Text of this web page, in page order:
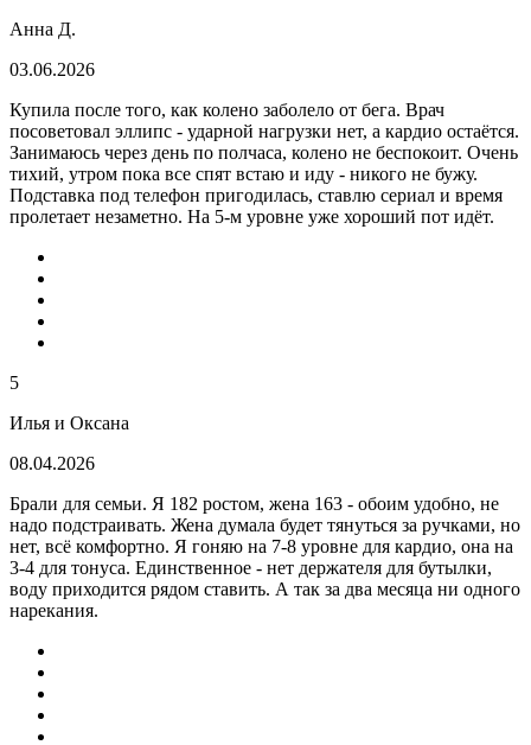
Анна Д.
03.06.2026
Купила после того, как колено заболело от бега. Врач
посоветовал эллипс - ударной нагрузки нет, а кардио остаётся.
Занимаюсь через день по полчаса, колено не беспокоит. Очень
тихий, утром пока все спят встаю и иду - никого не бужу.
Подставка под телефон пригодилась, ставлю сериал и время
пролетает незаметно. На 5-м уровне уже хороший пот идёт.
5
Илья и Оксана
08.04.2026
Брали для семьи. Я 182 ростом, жена 163 - обоим удобно, не
надо подстраивать. Жена думала будет тянуться за ручками, но
нет, всё комфортно. Я гоняю на 7-8 уровне для кардио, она на
3-4 для тонуса. Единственное - нет держателя для бутылки,
воду приходится рядом ставить. А так за два месяца ни одного
нарекания.